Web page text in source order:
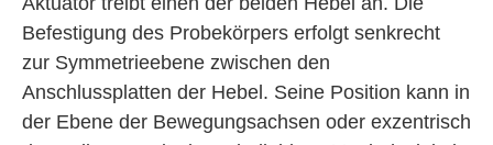
Befestigung des Probekörpers erfolgt senkrecht
zur Symmetrieebene zwischen den
Anschlussplatten der Hebel. Seine Position kann in
der Ebene der Bewegungsachsen oder exzentrisch